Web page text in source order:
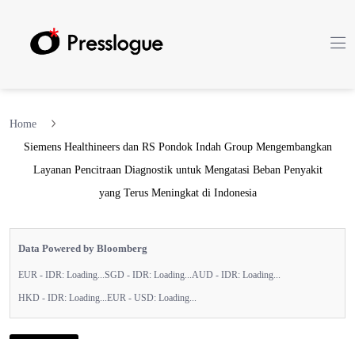
Home
Siemens Healthineers dan RS Pondok Indah Group Mengembangkan
Layanan Pencitraan Diagnostik untuk Mengatasi Beban Penyakit
yang Terus Meningkat di Indonesia
Data Powered by Bloomberg
EUR - IDR: Loading... SGD - IDR: Loading... AUD - IDR: Loading...
HKD - IDR: Loading... EUR - USD: Loading...